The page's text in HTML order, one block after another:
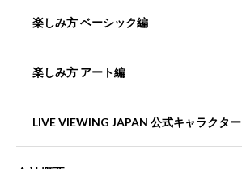
楽しみ方 ベーシック編
楽しみ方 アート編
LIVE VIEWING JAPAN 公式キャラクター